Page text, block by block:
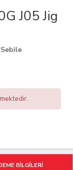
J05 Jig
Sebile
BİLGİLERİ